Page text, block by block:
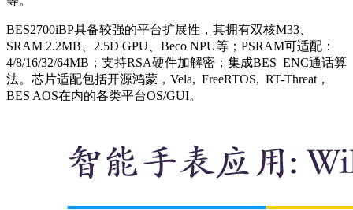
BES2700iBP具备较强的平台扩展性，其拥有双核M33、
SRAM 2.2MB、2.5D GPU、Beco NPU等；PSRAM可适配：
4/8/16/32/64MB；支持RSA硬件加解密；集成BES ENC通话算
法。芯片适配包括开源鸿蒙，Vela, FreeRTOS, RT-Threat，
BES AOS在内的各类平台OS/GUI。